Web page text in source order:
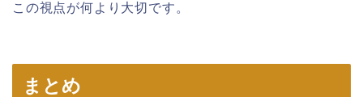
この視点が何より大切です。
まとめ